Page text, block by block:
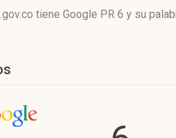
tiene Google PR 6 y su